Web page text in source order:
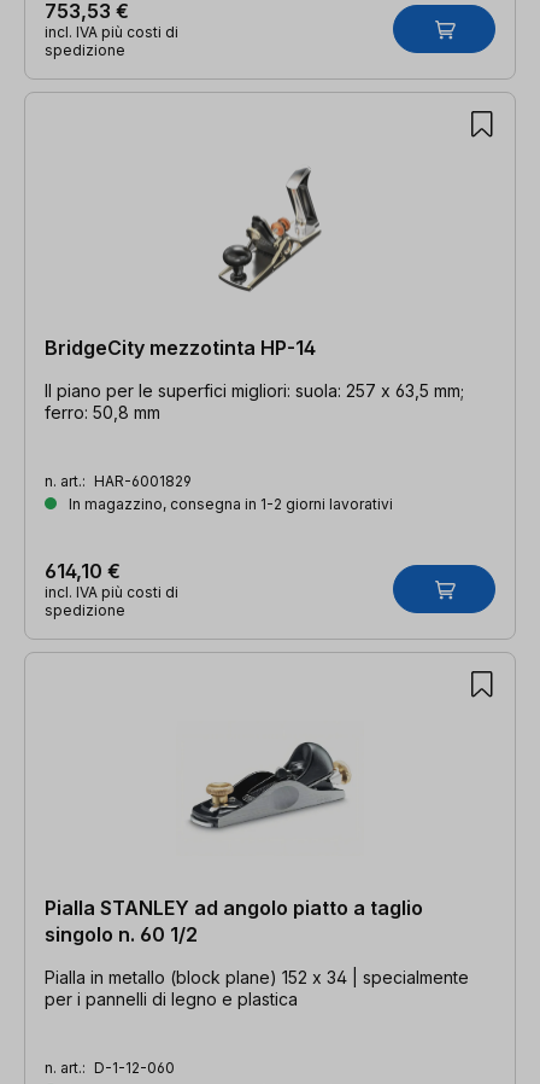
753,53 €
incl. IVA più costi di
spedizione
BridgeCity mezzotinta HP-14
Il piano per le superfici migliori: suola: 257 x 63,5 mm;
ferro: 50,8 mm
n. art.: HAR-6001829
In magazzino, consegna in 1-2 giorni lavorativi
614,10 €
incl. IVA più costi di
spedizione
Pialla STANLEY ad angolo piatto a taglio
singolo n. 60 1/2
Pialla in metallo (block plane) 152 x 34 | specialmente
per i pannelli di legno e plastica
n. art.: D-1-12-060